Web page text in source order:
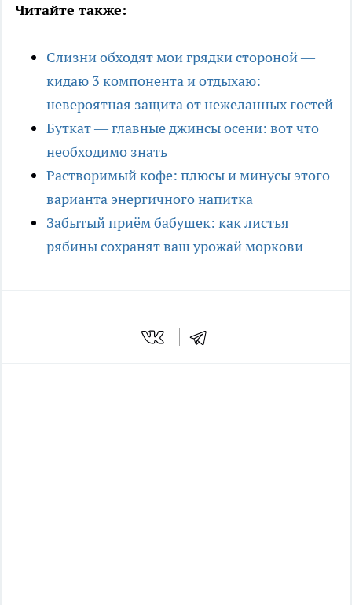
Читайте также:
Слизни обходят мои грядки стороной —
кидаю 3 компонента и отдыхаю:
невероятная защита от нежеланных гостей
Буткат — главные джинсы осени: вот что
необходимо знать
Растворимый кофе: плюсы и минусы этого
варианта энергичного напитка
Забытый приём бабушек: как листья
рябины сохранят ваш урожай моркови